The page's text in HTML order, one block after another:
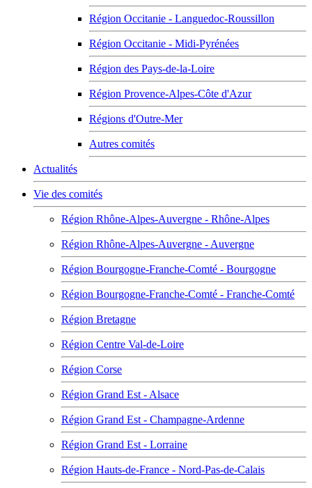
Région Occitanie - Languedoc-Roussillon
Région Occitanie - Midi-Pyrénées
Région des Pays-de-la-Loire
Région Provence-Alpes-Côte d'Azur
Régions d'Outre-Mer
Autres comités
Actualités
Vie des comités
Région Rhône-Alpes-Auvergne - Rhône-Alpes
Région Rhône-Alpes-Auvergne - Auvergne
Région Bourgogne-Franche-Comté - Bourgogne
Région Bourgogne-Franche-Comté - Franche-Comté
Région Bretagne
Région Centre Val-de-Loire
Région Corse
Région Grand Est - Alsace
Région Grand Est - Champagne-Ardenne
Région Grand Est - Lorraine
Région Hauts-de-France - Nord-Pas-de-Calais